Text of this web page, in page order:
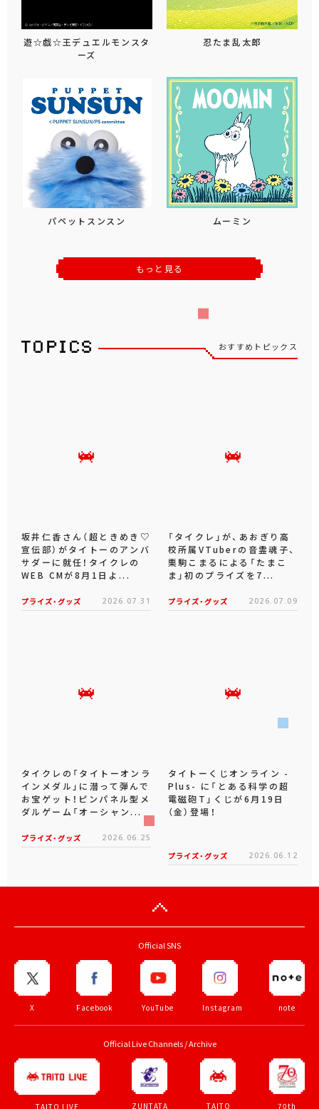
遊☆戯☆王デュエルモンスタ
ーズ
忍たま乱太郎
パペットスンスン ムーミン
もっと見る
おすすめトピックス
坂井仁香さん（超ときめき♡
宣伝部）がタイトーのアンバ
サダーに就任！タイクレの
WEB CMが8月1日よ...
プライズ・グッズ 2026.07.31
「タイクレ」が、あおぎり高
校所属VTuberの音霊魂子、
栗駒こまるによる「たまこ
ま」初のプライズを7...
プライズ・グッズ 2026.07.09
タイクレの「タイトーオンラ
インメダル」に潜って弾んで
お宝ゲット！ピンパネル型メ
ダルゲーム「オーシャン...
プライズ・グッズ 2026.06.25
タイトーくじオンライン -
Plus- に「とある科学の超
電磁砲T」くじが6月19日
（金）登場！
プライズ・グッズ 2026.06.12
Official SNS
X Facebook YouTube Instagram note
Official Live Channels / Archive
TAITO LIVE ZUNTATA TAITO 70th